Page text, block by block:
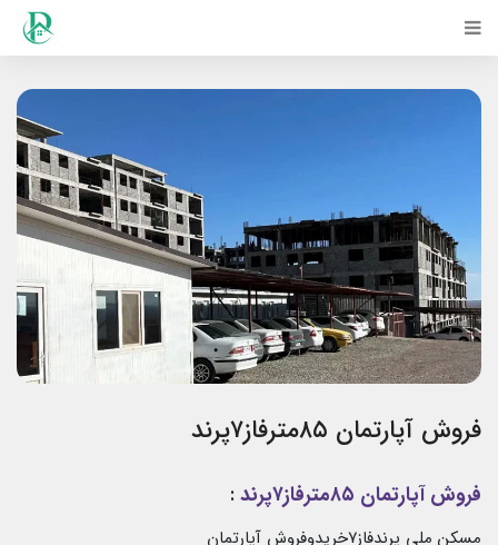
فروش آپارتمان ۸۵مترفاز۷پرند
فروش آپارتمان ۸۵مترفاز۷پرند :
مسکن ملی پرندفاز۷خریدوفروش آپارتمان